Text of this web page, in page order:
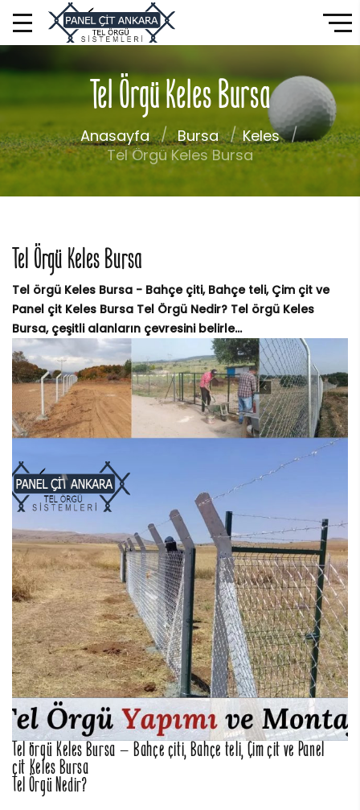
Tel Örgü Keles Bursa
Anasayfa Bursa
Keles
Tel Örgü Keles Bursa
Tel Örgü Keles Bursa
Tel örgü Keles Bursa - Bahçe çiti, Bahçe teli, Çim çit ve
Panel çit Keles Bursa Tel Örgü Nedir? Tel örgü Keles
Bursa, çeşitli alanların çevresini belirle...
Tel örgü Keles Bursa – Bahçe çiti, Bahçe teli, Çim çit ve Panel
çit Keles Bursa
Tel Örgü Nedir?